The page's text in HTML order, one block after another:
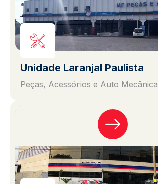
Unidade Laranjal Paulista
Peças, Acessórios e Auto Mecânica